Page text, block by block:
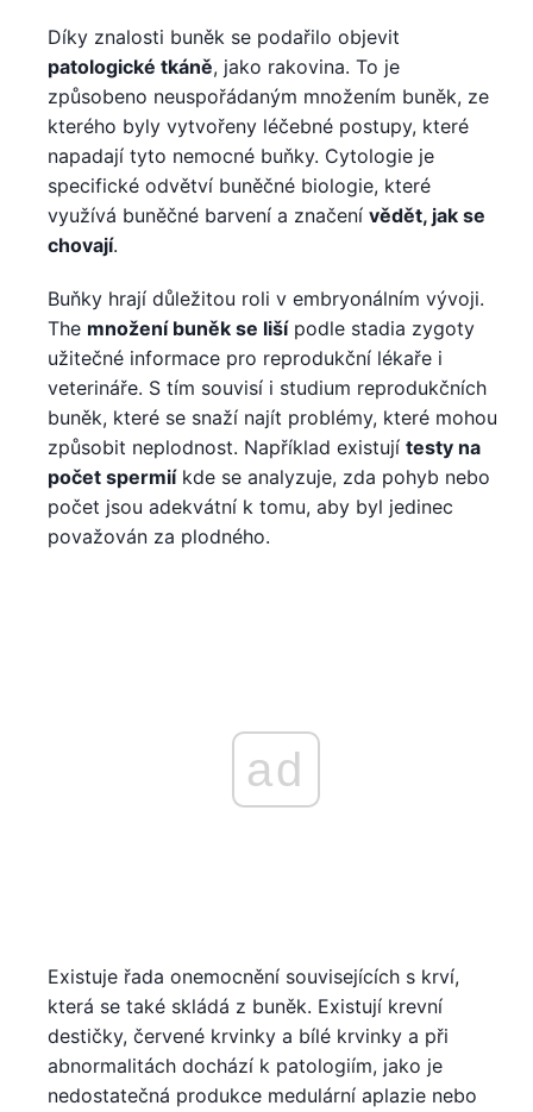
Díky znalosti buněk se podařilo objevit
patologické tkáně, jako rakovina. To je
způsobeno neuspořádaným množením buněk, ze
kterého byly vytvořeny léčebné postupy, které
napadají tyto nemocné buňky. Cytologie je
specifické odvětví buněčné biologie, které
využívá buněčné barvení a značení vědět, jak se
chovají.
Buňky hrají důležitou roli v embryonálním vývoji.
The množení buněk se lišípodle stadia zygoty
užitečné informace pro reprodukční lékaře i
veterináře. S tím souvisí i studium reprodukčních
buněk, které se snaží najít problémy, které mohou
způsobit neplodnost. Například existují testy na
počet spermiíkde se analyzuje, zda pohyb nebo
počet jsou adekvátní k tomu, aby byl jedinec
považován za plodného.
ad
Existuje řada onemocnění souvisejících s krví,
která se také skládá z buněk. Existují krevní
destičky, červené krvinky a bílé krvinky a při
abnormalitách dochází k patologiím, jako je
nedostatečná produkce medulární aplazie nebo